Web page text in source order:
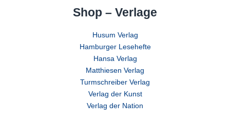
Shop – Verlage
Husum Verlag
Hamburger Lesehefte
Hansa Verlag
Matthiesen Verlag
Turmschreiber Verlag
Verlag der Kunst
Verlag der Nation